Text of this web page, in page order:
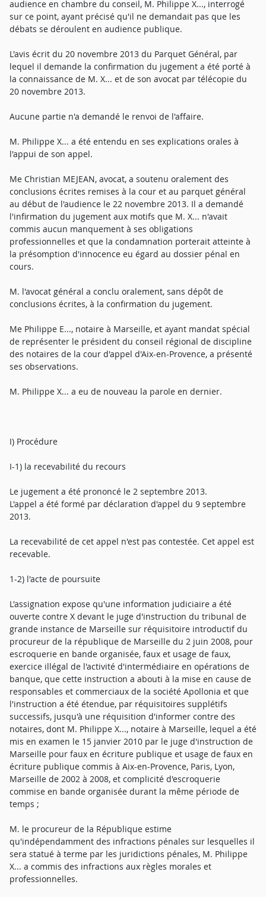
audience en chambre du conseil, M. Philippe X..., interrogé
sur ce point, ayant précisé qu'il ne demandait pas que les
débats se déroulent en audience publique.
L'avis écrit du 20 novembre 2013 du Parquet Général, par
lequel il demande la confirmation du jugement a été porté à
la connaissance de M. X... et de son avocat par télécopie du
20 novembre 2013.
Aucune partie n'a demandé le renvoi de l'affaire.
M. Philippe X... a été entendu en ses explications orales à
l'appui de son appel.
Me Christian MEJEAN, avocat, a soutenu oralement des
conclusions écrites remises à la cour et au parquet général
au début de l'audience le 22 novembre 2013. Il a demandé
l'infirmation du jugement aux motifs que M. X... n'avait
commis aucun manquement à ses obligations
professionnelles et que la condamnation porterait atteinte à
la présomption d'innocence eu égard au dossier pénal en
cours.
M. l'avocat général a conclu oralement, sans dépôt de
conclusions écrites, à la confirmation du jugement.
Me Philippe E..., notaire à Marseille, et ayant mandat spécial
de représenter le président du conseil régional de discipline
des notaires de la cour d'appel d'Aix-en-Provence, a présenté
ses observations.
M. Philippe X... a eu de nouveau la parole en dernier.
I) Procédure
I-1) la recevabilité du recours
Le jugement a été prononcé le 2 septembre 2013.
L'appel a été formé par déclaration d'appel du 9 septembre
2013.
La recevabilité de cet appel n'est pas contestée. Cet appel est
recevable.
1-2) l'acte de poursuite
L'assignation expose qu'une information judiciaire a été
ouverte contre X devant le juge d'instruction du tribunal de
grande instance de Marseille sur réquisitoire introductif du
procureur de la république de Marseille du 2 juin 2008, pour
escroquerie en bande organisée, faux et usage de faux,
exercice illégal de l'activité d'intermédiaire en opérations de
banque, que cette instruction a abouti à la mise en cause de
responsables et commerciaux de la société Apollonia et que
l'instruction a été étendue, par réquisitoires supplétifs
successifs, jusqu'à une réquisition d'informer contre des
notaires, dont M. Philippe X..., notaire à Marseille, lequel a été
mis en examen le 15 janvier 2010 par le juge d'instruction de
Marseille pour faux en écriture publique et usage de faux en
écriture publique commis à Aix-en-Provence, Paris, Lyon,
Marseille de 2002 à 2008, et complicité d'escroquerie
commise en bande organisée durant la même période de
temps ;
M. le procureur de la République estime
qu'indépendamment des infractions pénales sur lesquelles il
sera statué à terme par les juridictions pénales, M. Philippe
X... a commis des infractions aux règles morales et
professionnelles.